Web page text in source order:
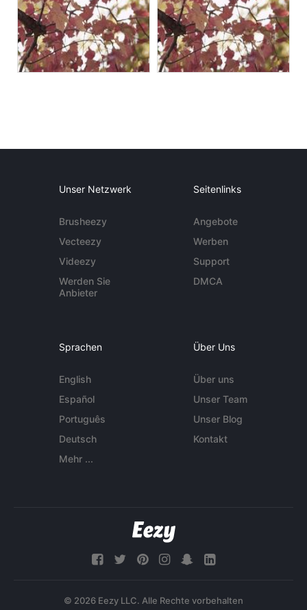
Unser Netzwerk
Brusheezy
Vecteezy
Videezy
Werden Sie
Anbieter
Seitenlinks
Angebote
Werben
Support
DMCA
Sprachen
English
Español
Português
Deutsch
Mehr ...
Über Uns
Über uns
Unser Team
Unser Blog
Kontakt
© 2026 Eezy LLC. Alle Rechte vorbehalten